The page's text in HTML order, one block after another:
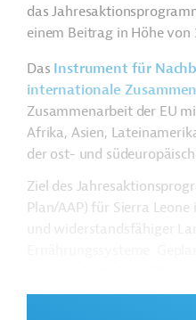
das
einem Beitrag in Höhe von
Das Instrument für
internationale
Zusammenarbeit der EU
Afrika, Asien,
der ost- und
Ziel des
Plan/AAP) für Sierra
und widerstandsfähiger
Wertschöpfungsketten mit